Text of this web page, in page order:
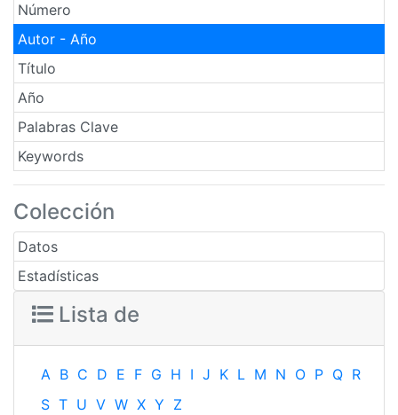
Número
Autor - Año
Título
Año
Palabras Clave
Keywords
Colección
Datos
Estadísticas
Lista de
A B C D E F G H I J K L M N O P Q R
S T U V W X Y Z